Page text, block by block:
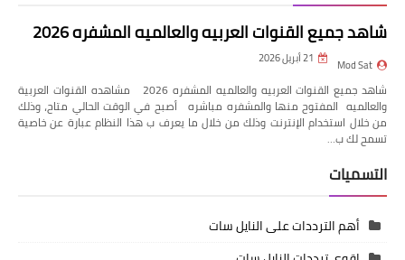
شاهد جميع القنوات العربيه والعالميه المشفره 2026
Mod Sat 21 أبريل 2026
شاهد جميع القنوات العربيه والعالميه المشفره 2026 مشاهده القنوات العربية
والعالميه المفتوح منها والمشفره مباشره أصبح في الوقت الحالي متاح، وذلك
من خلال استخدام الإنترنت وذلك من خلال ما يعرف ب هذا النظام عبارة عن خاصية
تسمح لك ب…
التسميات
أهم الترددات على النايل سات